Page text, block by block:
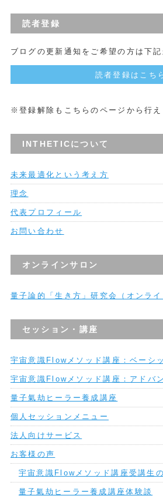
読者登録
ブログの更新通知をご希望の方は下記
読者登録はこち
※登録解除もこちらのページから行え
INTHETICについて
未来最適化という考え方
理念
代表プロフィール
お問い合わせ
オンラインサロン
量子論的「生き方」研究会（オンライ
セッション・講座
宇宙意識Flowメソッド講座：ベーシ
宇宙意識Flowメソッド講座：アドバ
量子氣劫ヒーラー養成講座
個人セッションメニュー
法人向けサービス
お客様の声
宇宙意識Flowメソッド講座受講生
量子氣劫ヒーラー養成講座体験談